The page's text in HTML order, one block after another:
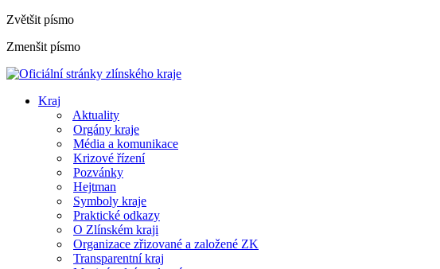
Zvětšit písmo
Zmenšit písmo
Kraj
Aktuality
Orgány kraje
Média a komunikace
Krizové řízení
Pozvánky
Hejtman
Symboly kraje
Praktické odkazy
O Zlínském kraji
Organizace zřizované a založené ZK
Transparentní kraj